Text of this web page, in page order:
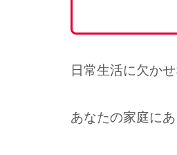
日常生活に欠か
あなたの家庭に